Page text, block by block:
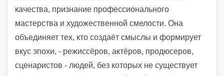
качества, признание профессионального
мастерства и художественной смелости. Она
объединяет тех, кто создаёт смыслы и формирует
вкус эпохи, - режиссёров, актёров, продюсеров,
сценаристов - людей, без которых не существует